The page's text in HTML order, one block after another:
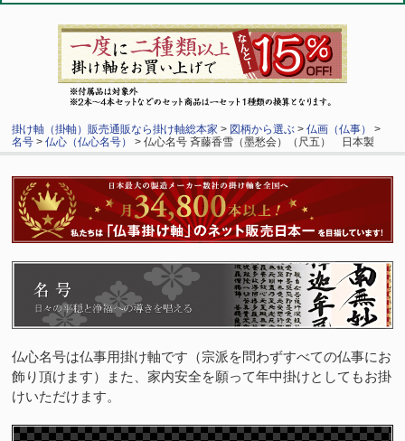
掛け軸（掛軸）販売通販なら掛け軸総本家 > 図柄から選ぶ >仏画（仏事）
>
名号 >仏心（仏心名号） > 仏心名号 斉藤香雪（墨愁会）（尺五） 日本製
仏心名号は仏事用掛け軸です（宗派を問わずすべての仏事にお
飾り頂けます）また、家内安全を願って年中掛けとしてもお掛
けいただけます。